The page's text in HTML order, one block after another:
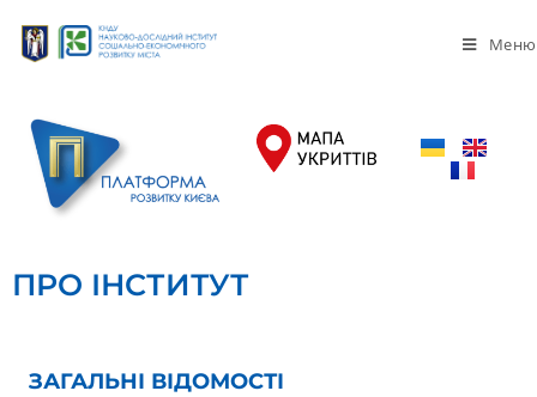
Меню
ПРО ІНСТИТУТ
ЗАГАЛЬНІ ВІДОМОСТІ